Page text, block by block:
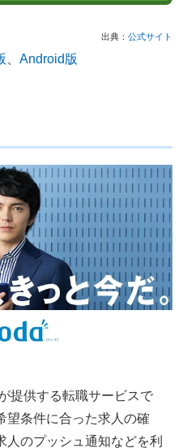
出典： 公式サイト
Android版
提供する転職サービスで
望条件に合った求人の確
のプッシュ通知などを利